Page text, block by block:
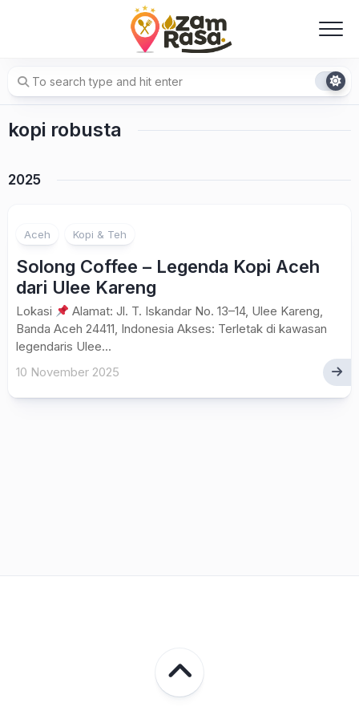
kopi robusta
2025
Aceh Kopi & Teh
Solong Coffee – Legenda Kopi Aceh
dari Ulee Kareng
Lokasi
Alamat: Jl. T. Iskandar No. 13–14, Ulee Kareng,
Banda Aceh 24411, Indonesia Akses: Terletak di kawasan
legendaris Ulee...
10 November 2025